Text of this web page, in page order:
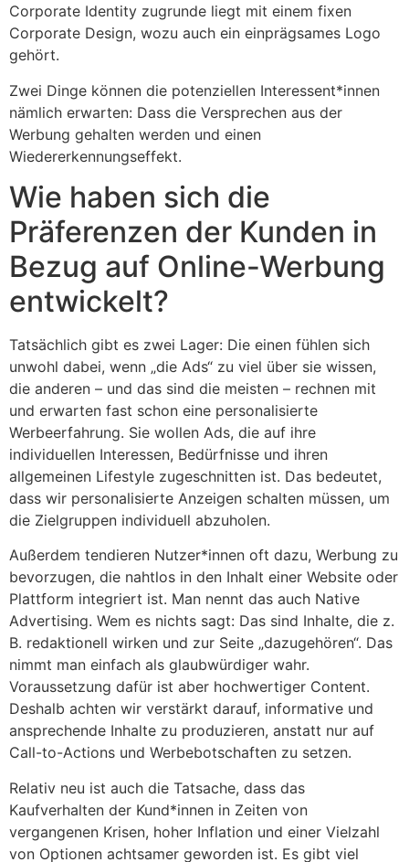
Corporate Identity zugrunde liegt mit einem fixen
Corporate Design, wozu auch ein einprägsames Logo
gehört.
Zwei Dinge können die potenziellen Interessent*innen
nämlich erwarten: Dass die Versprechen aus der
Werbung gehalten werden und einen
Wiedererkennungseffekt.
Wie haben sich die
Präferenzen der Kunden in
Bezug auf Online-Werbung
entwickelt?
Tatsächlich gibt es zwei Lager: Die einen fühlen sich
unwohl dabei, wenn „die Ads“ zu viel über sie wissen,
die anderen – und das sind die meisten – rechnen mit
und erwarten fast schon eine personalisierte
Werbeerfahrung. Sie wollen Ads, die auf ihre
individuellen Interessen, Bedürfnisse und ihren
allgemeinen Lifestyle zugeschnitten ist. Das bedeutet,
dass wir personalisierte Anzeigen schalten müssen, um
die Zielgruppen individuell abzuholen.
Außerdem tendieren Nutzer*innen oft dazu, Werbung zu
bevorzugen, die nahtlos in den Inhalt einer Website oder
Plattform integriert ist. Man nennt das auch Native
Advertising. Wem es nichts sagt: Das sind Inhalte, die z.
B. redaktionell wirken und zur Seite „dazugehören“. Das
nimmt man einfach als glaubwürdiger wahr.
Voraussetzung dafür ist aber hochwertiger Content.
Deshalb achten wir verstärkt darauf, informative und
ansprechende Inhalte zu produzieren, anstatt nur auf
Call-to-Actions und Werbebotschaften zu setzen.
Relativ neu ist auch die Tatsache, dass das
Kaufverhalten der Kund*innen in Zeiten von
vergangenen Krisen, hoher Inflation und einer Vielzahl
von Optionen achtsamer geworden ist. Es gibt viel